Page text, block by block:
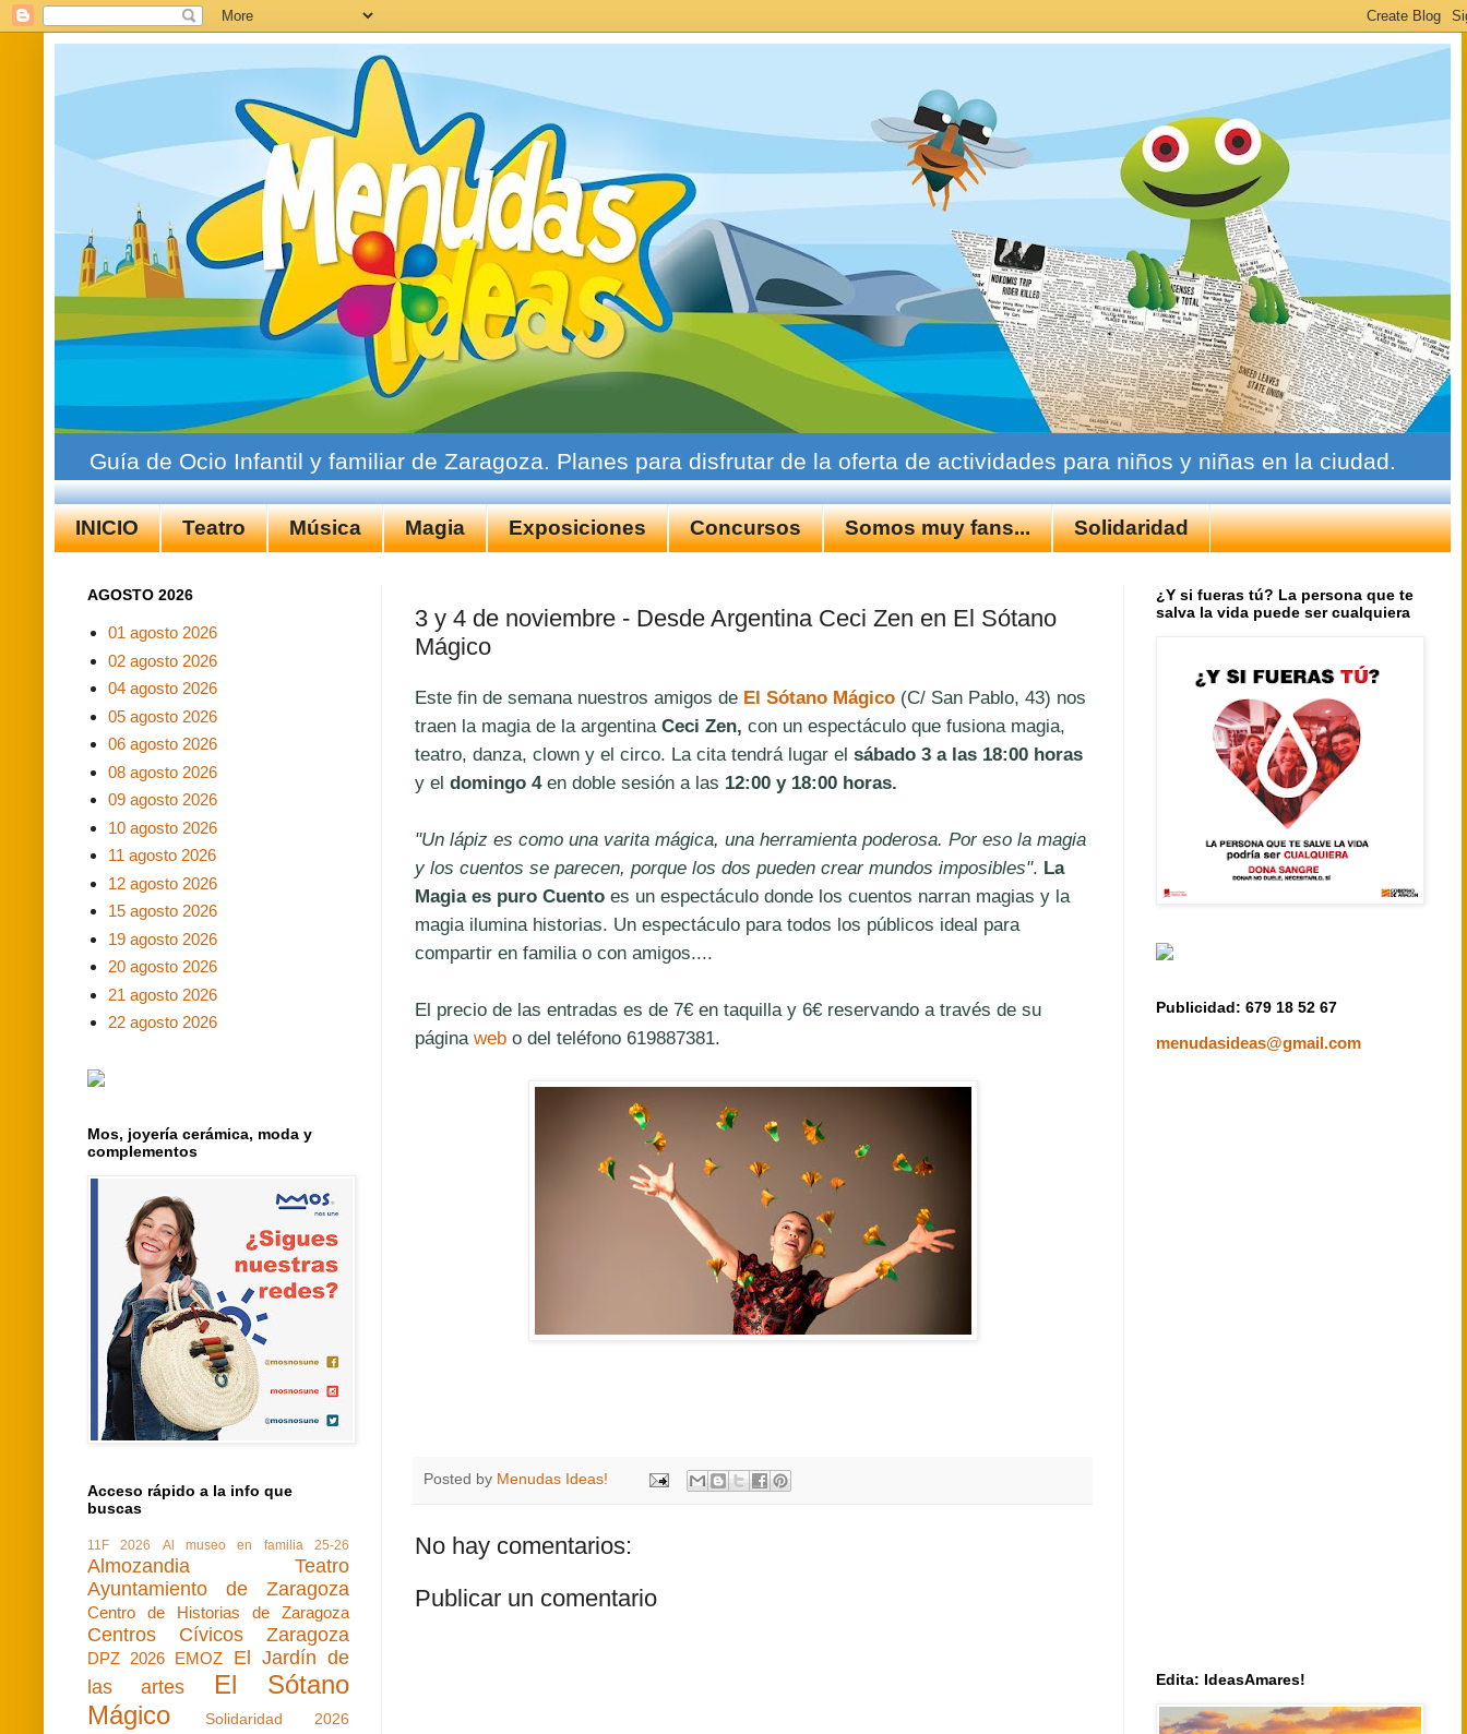
Guía de Ocio Infantil y familiar de Zaragoza. Planes para disfrutar de la oferta de actividades para niños y niñas en la ciudad.
INICIO Teatro Música Magia Exposiciones Concursos Somos muy fans... Solidaridad
3 y 4 de noviembre - Desde Argentina Ceci Zen en El Sótano
Mágico
Este fin de semana nuestros amigos de El Sótano Mágico (C/ San Pablo, 43) nos
traen la magia de la argentina Ceci Zen, con un espectáculo que fusiona magia,
teatro, danza, clown y el circo. La cita tendrá lugar el sábado 3 a las 18:00 horas
y el domingo 4en doble sesión a las 12:00 y 18:00 horas.
"Un lápiz es como una varita mágica, una herramienta poderosa. Por eso la magia
y los cuentos se parecen, porque los dos pueden crear mundos imposibles". La
Magia es puro Cuento es un espectáculo donde los cuentos narran magias y la
magia ilumina historias. Un espectáculo para todos los públicos ideal para
compartir en familia o con amigos....
El precio de las entradas es de 7€ en taquilla y 6€ reservando a través de su
página web o del teléfono 619887381.
Posted by Menudas Ideas!
No hay comentarios:
Publicar un comentario
AGOSTO 2026
01 agosto 2026
02 agosto 2026
04 agosto 2026
05 agosto 2026
06 agosto 2026
08 agosto 2026
09 agosto 2026
10 agosto 2026
11 agosto 2026
12 agosto 2026
15 agosto 2026
19 agosto 2026
20 agosto 2026
21 agosto 2026
22 agosto 2026
Mos, joyería cerámica, moda y
complementos
Acceso rápido a la info que
buscas
11F 2026 Al museo en familia 25-26
Almozandia Teatro
Ayuntamiento de Zaragoza
Centro de Historias de Zaragoza
Centros Cívicos Zaragoza
DPZ 2026 EMOZ
El Jardín de
las artes
El Sótano
Mágico
Solidaridad 2026
¿Y si fueras tú? La persona que te
salva la vida puede ser cualquiera
Publicidad: 679 18 52 67
menudasideas@gmail.com
Edita: IdeasAmares!